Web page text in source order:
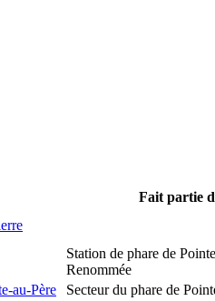
Fait partie
Station de phare de
Renommée
au-Père
Secteur du phare de